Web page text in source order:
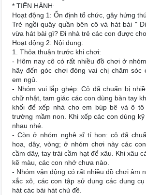
* TIẾN HÀNH:
Hoạt động 1: Ổn định tổ chức, gây hứng thú
Trẻ ngồi quây quần bên cô và hát bài "
vừa hát bài gì? Đi nhà trẻ các con được
Hoạt động 2: Nội dung:
1. Thỏa thuận trước khi chơi:
- Hôm nay cô có rất nhiều đồ chơi ở
hãy đến góc chơi đóng vai chị chăm sóc
em ngủ.
- Nhóm vui lắp ghép: Cô đã chuẩn bị
chữ nhật, tam giác các con dùng bàn tay
khối để xếp nhà cho em búp bê và ô tô
trường mầm non. Khi xếp các con dùng
nhau nhé.
- Còn ở nhóm nghệ sĩ tí hon: cô đã
hoa, dây, vòng; ở nhóm chơi này các
cầm dây, tay trái cầm hạt để xâu. Khi xâu
kẽ màu, các con nhớ chưa nào.
- Nhóm vận động có rất nhiều đồ chơi âm
xắc xô, các con tập sử dụng các dụng
hát các bài hát chủ đề.